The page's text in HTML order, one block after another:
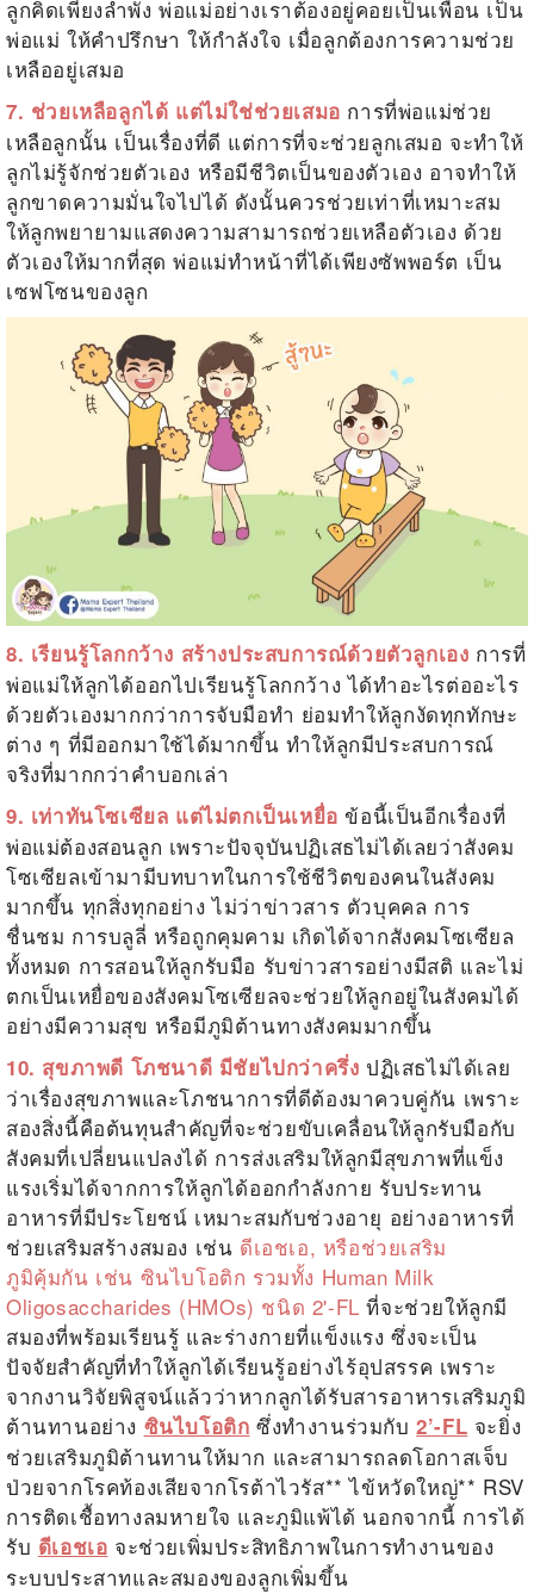
ลูกคิดเพียงลำพัง พ่อแม่อย่างเราต้องอยู่คอยเป็นเพื่อน เป็น
พ่อแม่ ให้คำปรึกษา ให้กำลังใจ เมื่อลูกต้องการความช่วย
เหลืออยู่เสมอ
7. ช่วยเหลือลูกได้ แต่ไม่ใช่ช่วยเสมอ การที่พ่อแม่ช่วย
เหลือลูกนั้น เป็นเรื่องที่ดี แต่การที่จะช่วยลูกเสมอ จะทำให้
ลูกไม่รู้จักช่วยตัวเอง หรือมีชีวิตเป็นของตัวเอง อาจทำให้
ลูกขาดความมั่นใจไปได้ ดังนั้นควรช่วยเท่าที่เหมาะสม
ให้ลูกพยายามแสดงความสามารถช่วยเหลือตัวเอง ด้วย
ตัวเองให้มากที่สุด พ่อแม่ทำหน้าที่ได้เพียงซัพพอร์ต เป็น
เซฟโซนของลูก
8. เรียนรู้โลกกว้าง สร้างประสบการณ์ด้วยตัวลูกเอง การที่
พ่อแม่ให้ลูกได้ออกไปเรียนรู้โลกกว้าง ได้ทำอะไรต่ออะไร
ด้วยตัวเองมากกว่าการจับมือทำ ย่อมทำให้ลูกงัดทุกทักษะ
ต่าง ๆ ที่มีออกมาใช้ได้มากขึ้น ทำให้ลูกมีประสบการณ์
จริงที่มากกว่าคำบอกเล่า
9. เท่าทันโซเซียล แต่ไม่ตกเป็นเหยื่อข้อนี้เป็นอีกเรื่องที่
พ่อแม่ต้องสอนลูก เพราะปัจจุบันปฏิเสธไม่ได้เลยว่าสังคม
โซเซียลเข้ามามีบทบาทในการใช้ชีวิตของคนในสังคม
มากขึ้น ทุกสิ่งทุกอย่าง ไม่ว่าข่าวสาร ตัวบุคคล การ
ชื่นชม การบลูลี่ หรือถูกคุมคาม เกิดได้จากสังคมโซเซียล
ทั้งหมด การสอนให้ลูกรับมือ รับข่าวสารอย่างมีสติ และไม่
ตกเป็นเหยื่อของสังคมโซเซียลจะช่วยให้ลูกอยู่ในสังคมได้
อย่างมีความสุข หรือมีภูมิต้านทางสังคมมากขึ้น
10. สุขภาพดี โภชนาดี มีชัยไปกว่าครึ่ง ปฏิเสธไม่ได้เลย
ว่าเรื่องสุขภาพและโภชนาการที่ดีต้องมาควบคู่กัน เพราะ
สองสิ่งนี้คือต้นทุนสำคัญที่จะช่วยขับเคลื่อนให้ลูกรับมือกับ
สังคมที่เปลี่ยนแปลงได้ การส่งเสริมให้ลูกมีสุขภาพที่แข็ง
แรงเริ่มได้จากการให้ลูกได้ออกกำลังกาย รับประทาน
อาหารที่มีประโยชน์ เหมาะสมกับช่วงอายุ อย่างอาหารที่
ช่วยเสริมสร้างสมอง เช่น ดีเอชเอ, หรือช่วยเสริม
ภูมิคุ้มกัน เช่น ซินไบโอติก รวมทั้ง Human Milk
Oligosaccharides (HMOs) ชนิด 2'-FL ที่จะช่วยให้ลูกมี
สมองที่พร้อมเรียนรู้ และร่างกายที่แข็งแรง ซึ่งจะเป็น
ปัจจัยสำคัญที่ทำให้ลูกได้เรียนรู้อย่างไร้อุปสรรค เพราะ
จากงานวิจัยพิสูจน์แล้วว่าหากลูกได้รับสารอาหารเสริมภูมิ
ต้านทานอย่าง ซินไบโอติก ซึ่งทำงานร่วมกับ2’-FL จะยิ่ง
ช่วยเสริมภูมิต้านทานให้มาก และสามารถลดโอกาสเจ็บ
ป่วยจากโรคท้องเสียจากโรต้าไวรัส** ไข้หวัดใหญ่** RSV
การติดเชื้อทางลมหายใจ และภูมิแพ้ได้ นอกจากนี้ การได้
รับ ดีเอชเอ จะช่วยเพิ่มประสิทธิภาพในการทำงานของ
ระบบประสาทและสมองของลูกเพิ่มขึ้น